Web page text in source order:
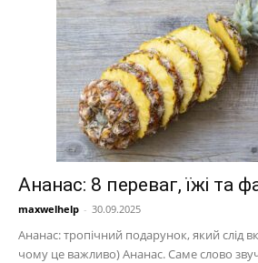
Ананас: 8 переваг, їжі та
maxwelhelp - 30.09.2025
Ананас: тропічний подарунок, який слід
чому це важливо) Ананас. Саме слово